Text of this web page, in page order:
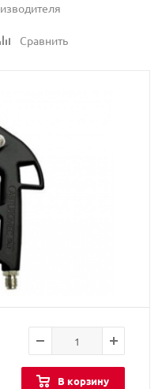
Сравнить
В корзину